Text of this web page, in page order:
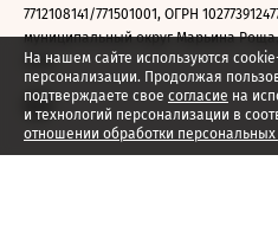
На нашем сайте используются
персонализации. Продолжая
подтверждаете свое согласие на
и технологий персонализации в
отношении обработки
7712108141/771501001, ОГРН
муниципальный округ Марьина Роща,
2026